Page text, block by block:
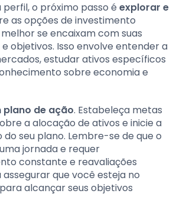
perfil, o próximo passo é explorar e
as opções de investimento
se encaixam com suas
objetivos. Isso envolve entender a
estudar ativos específicos
sobre economia e
plano de ação. Estabeleça metas
a alocação de ativos e inicie a
seu plano. Lembre-se de que o
jornada e requer
constante e reavaliações
que você esteja no
alcançar seus objetivos